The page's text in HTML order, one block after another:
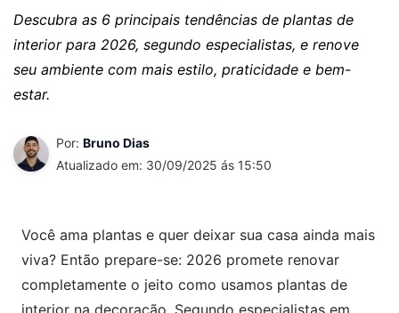
Descubra as 6 principais tendências de plantas de
interior para 2026, segundo especialistas, e renove
seu ambiente com mais estilo, praticidade e bem-
estar.
Por: Bruno Dias
Atualizado em: 30/09/2025 ás 15:50
Você ama plantas e quer deixar sua casa ainda mais
viva? Então prepare-se: 2026 promete renovar
completamente o jeito como usamos plantas de
interior na decoração. Segundo especialistas em